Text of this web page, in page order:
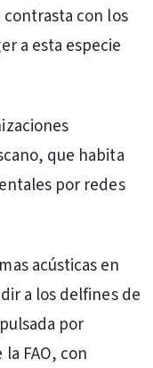
con los
a esta especie
que habita
por redes
acústicas en
a los delfines de
por
FAO, con